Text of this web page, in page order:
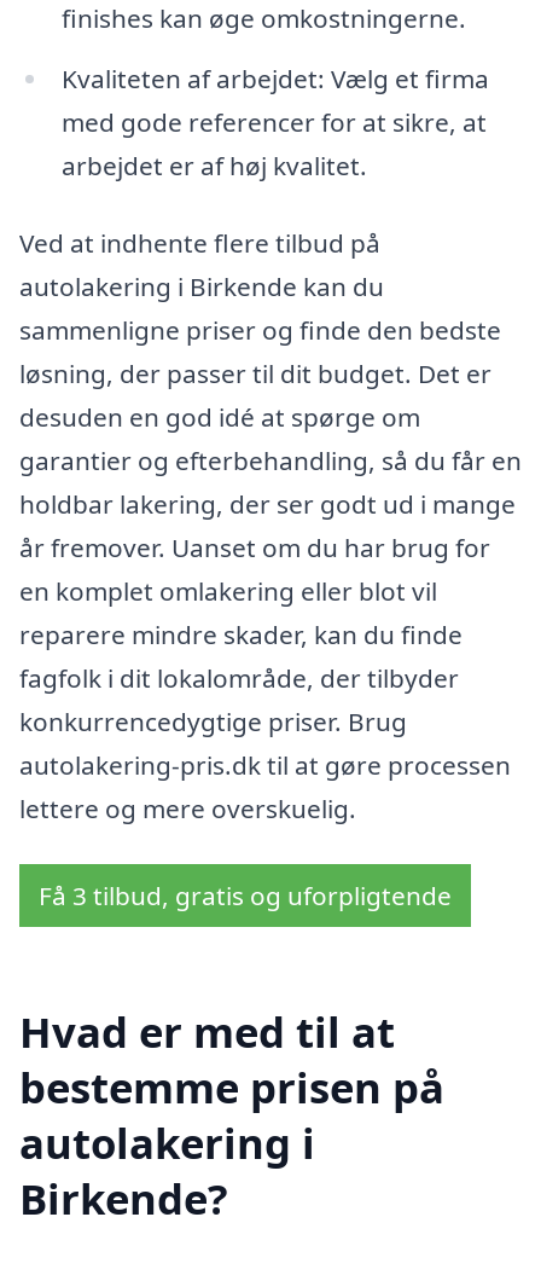
finishes kan øge omkostningerne.
Kvaliteten af arbejdet: Vælg et firma
med gode referencer for at sikre, at
arbejdet er af høj kvalitet.
Ved at indhente flere tilbud på
autolakering i Birkende kan du
sammenligne priser og finde den bedste
løsning, der passer til dit budget. Det er
desuden en god idé at spørge om
garantier og efterbehandling, så du får en
holdbar lakering, der ser godt ud i mange
år fremover. Uanset om du har brug for
en komplet omlakering eller blot vil
reparere mindre skader, kan du finde
fagfolk i dit lokalområde, der tilbyder
konkurrencedygtige priser. Brug
autolakering-pris.dk til at gøre processen
lettere og mere overskuelig.
Få 3 tilbud, gratis og uforpligtende
Hvad er med til at
bestemme prisen på
autolakering i
Birkende?